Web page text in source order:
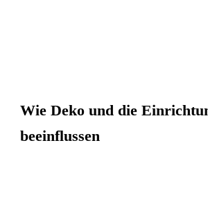
Wie Deko und die
beeinflussen